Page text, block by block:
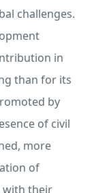
challenges.
in
than for its
by
of civil
more
of
with their